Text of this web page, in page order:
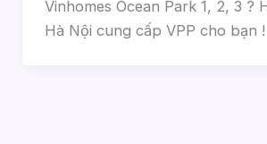
Vinhomes Ocean Park 1, 2, 3 ?
Hà Nội cung cấp VPP cho bạn !